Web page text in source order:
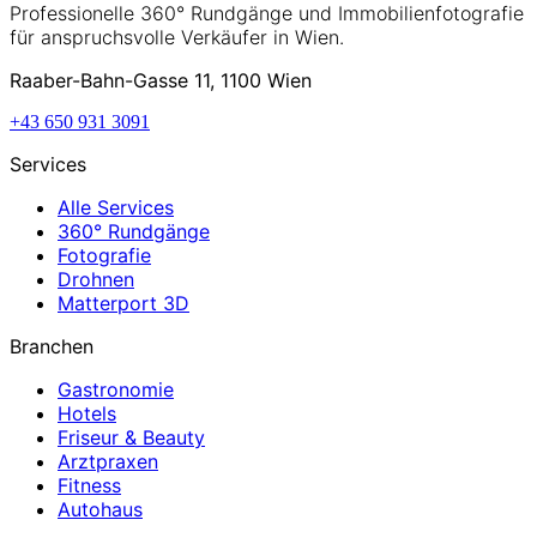
Professionelle 360° Rundgänge und Immobilienfotografie
für anspruchsvolle Verkäufer in Wien.
Raaber-Bahn-Gasse 11, 1100 Wien
+43 650 931 3091
Services
Alle Services
360° Rundgänge
Fotografie
Drohnen
Matterport 3D
Branchen
Gastronomie
Hotels
Friseur & Beauty
Arztpraxen
Fitness
Autohaus